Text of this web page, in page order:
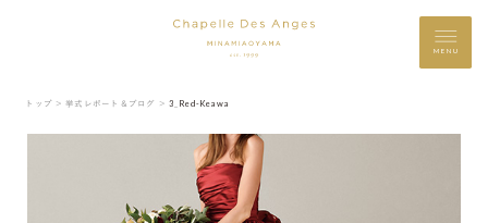
MENU
トップ ＞ 挙式レポート＆ブログ ＞ 3_Red-Keawa